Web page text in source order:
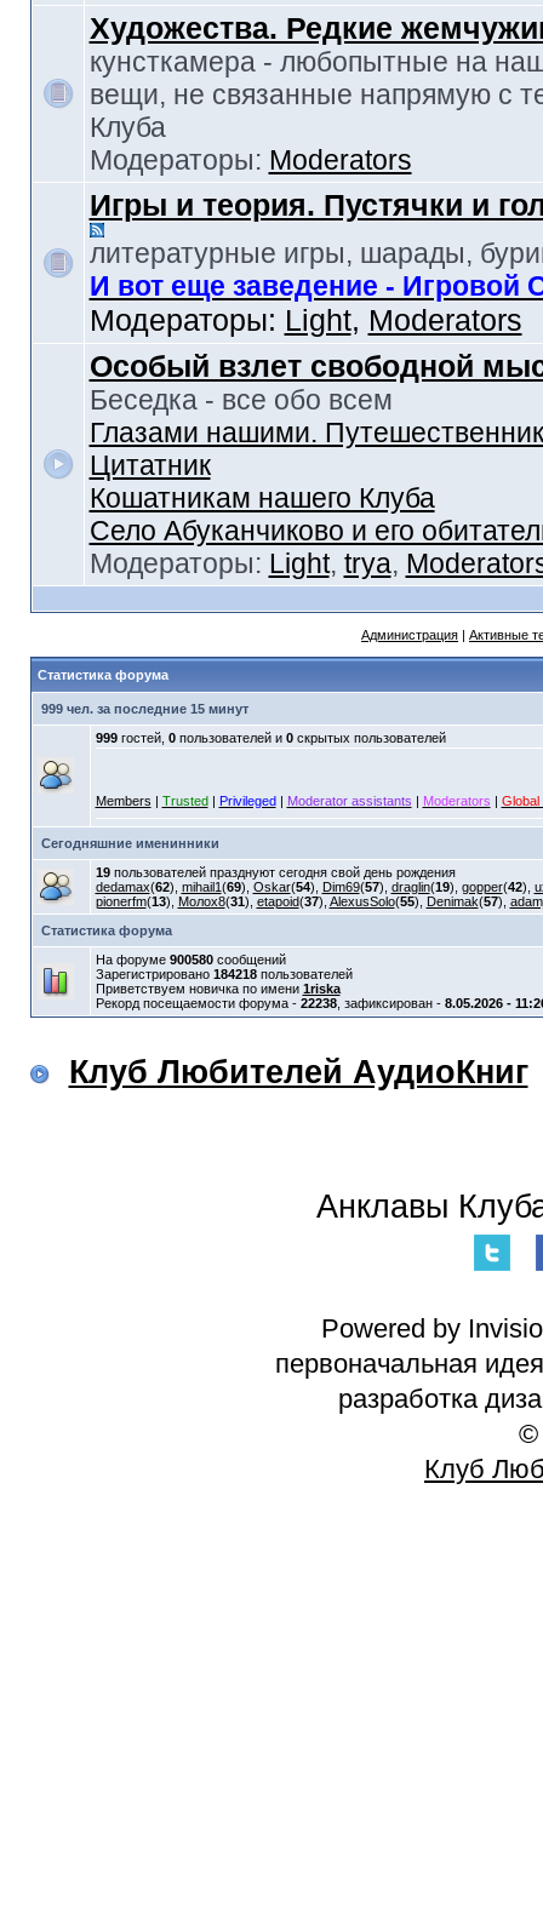
Художества. Редкие
кунсткамера - любопытные на
вещи, не связанные напрямую с
Клуба
Модераторы: Moderators
Игры и теория. Пустячки и
литературные игры, шарады,
И вот еще заведение - Игровой
Модераторы: Light, Moderators
Особый взлет свободной
Беседка - все обо всем
Глазами нашими.
Цитатник
Кошатникам нашего Клуба
Село Абуканчиково и его
Модераторы: Light, trya,
Администрация | Активные
Статистика форума
999 чел. за последние 15 минут
999гостей, 0пользователей и 0скрытых пользователей
Members | Trusted| Privileged| Moderator assistants | Moderators | Global
Сегодняшние именинники
19пользователей празднуют сегодня свой день рождения
dedamax(62), mihail1(69), Oskar(54), Dim69(57), draglin(19), gopper(42),
pionerfm(13), Молох8(31), etapoid(37), AlexusSolo(55), Denimak(57),
Статистика форума
На форуме 900580сообщений
Зарегистрировано 184218пользователей
Приветствуем новичка по имени 1riska
Рекорд посещаемости форума - 22238, зафиксирован - 8.05.2026 -
Клуб Любителей АудиоКниг
Анклавы
Powered by
первоначальная
разработка
©
Клуб